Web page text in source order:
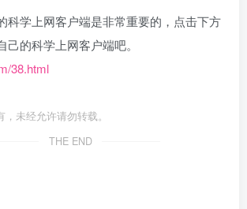
科学上网客户端是非常重要的，点击下方
的科学上网客户端吧。
38.html
未经允许请勿转载。
THE END